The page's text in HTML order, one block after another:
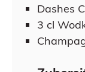
Dashes
3 cl